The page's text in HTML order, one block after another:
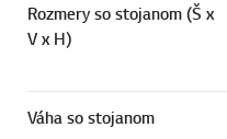
Rozmery so stojanom (Š x
V x H)
Váha so stojanom